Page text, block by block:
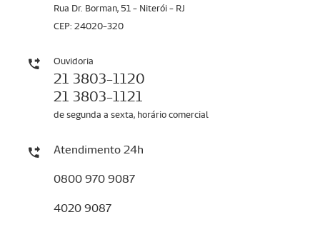
Rua Dr. Borman, 51 - Niterói - RJ
CEP: 24020-320
Ouvidoria
21 3803-1120
21 3803-1121
de segunda a sexta, horário comercial
Atendimento 24h
0800 970 9087
4020 9087